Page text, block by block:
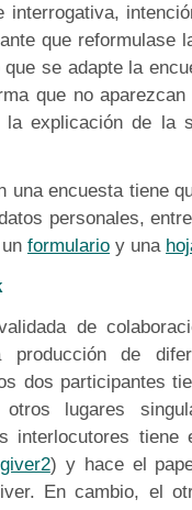
interrogativa,
que reformulase
se adapte la
que no
explicación de la
una encuesta tiene
personales,
formulario y una
de
producción de
dos participantes
lugares
interlocutores tiene
) y hace el
En cambio, el